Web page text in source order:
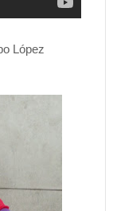
López